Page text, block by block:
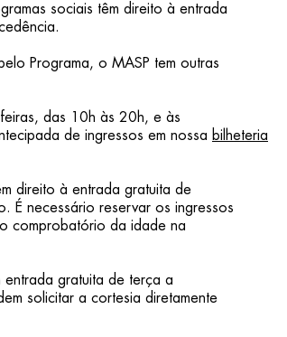
sociais têm direito à entrada
Programa, o MASP tem outras
das 10h às 20h, e às
de ingressos em nossa bilheteria
direito à entrada gratuita de
É necessário reservar os ingressos
comprobatório da idade na
entrada gratuita de terça a
solicitar a cortesia diretamente